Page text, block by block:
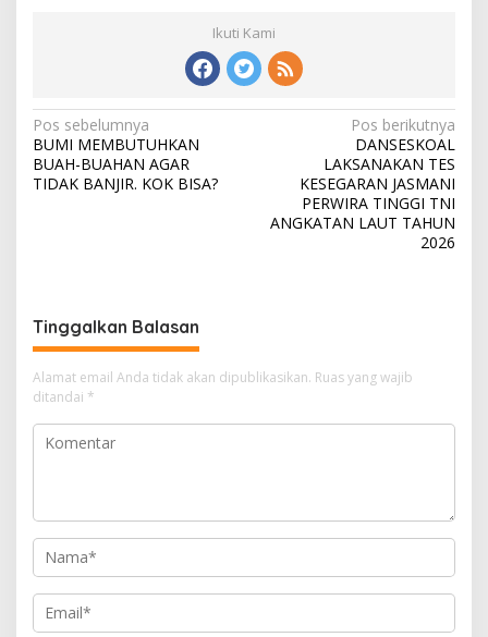
Ikuti Kami
N
a
v
s
i
p
o
s
Pos sebelumnya
BUMI MEMBUTUHKAN
BUAH-BUAHAN AGAR
TIDAK BANJIR. KOK BISA?
Pos berikutnya
DANSESKOAL
LAKSANAKAN TES
KESEGARAN JASMANI
PERWIRA TINGGI TNI
ANGKATAN LAUT TAHUN
2026
Tinggalkan Balasan
Alamat email Anda tidak akan dipublikasikan. Ruas yang wajib
ditandai *